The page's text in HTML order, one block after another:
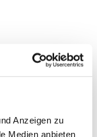
Anzeigen zu
Medien anbieten